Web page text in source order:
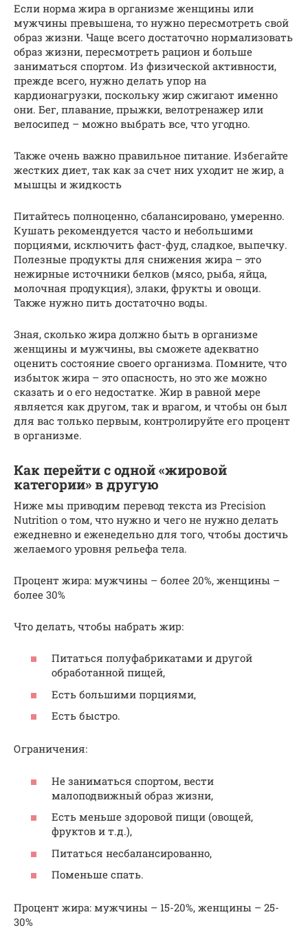
Если норма жира в организме женщины или
мужчины превышена, то нужно пересмотреть свой
образ жизни. Чаще всего достаточно нормализовать
образ жизни, пересмотреть рацион и больше
заниматься спортом. Из физической активности,
прежде всего, нужно делать упор на
кардионагрузки, поскольку жир сжигают именно
они. Бег, плавание, прыжки, велотренажер или
велосипед – можно выбрать все, что угодно.
Также очень важно правильное питание. Избегайте
жестких диет, так как за счет них уходит не жир, а
мышцы и жидкость
Питайтесь полноценно, сбалансировано, умеренно.
Кушать рекомендуется часто и небольшими
порциями, исключить фаст-фуд, сладкое, выпечку.
Полезные продукты для снижения жира – это
нежирные источники белков (мясо, рыба, яйца,
молочная продукция), злаки, фрукты и овощи.
Также нужно пить достаточно воды.
Зная, сколько жира должно быть в организме
женщины и мужчины, вы сможете адекватно
оценить состояние своего организма. Помните, что
избыток жира – это опасность, но это же можно
сказать и о его недостатке. Жир в равной мере
является как другом, так и врагом, и чтобы он был
для вас только первым, контролируйте его процент
в организме.
Как перейти с одной «жировой
категории» в другую
Ниже мы приводим перевод текста из Precision
Nutrition о том, что нужно и чего не нужно делать
ежедневно и еженедельно для того, чтобы достичь
желаемого уровня рельефа тела.
Процент жира: мужчины – более 20%, женщины –
более 30%
Что делать, чтобы набрать жир:
Питаться полуфабрикатами и другой
обработанной пищей,
Есть большими порциями,
Есть быстро.
Ограничения:
Не заниматься спортом, вести
малоподвижный образ жизни,
Есть меньше здоровой пищи (овощей,
фруктов и т.д.),
Питаться несбалансированно,
Поменьше спать.
Процент жира: мужчины – 15-20%, женщины – 25-
30%